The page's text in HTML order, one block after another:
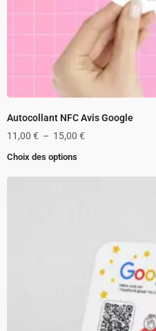
Autocollant NFC Avis Google
11,00 € – 15,00 €
Choix des options